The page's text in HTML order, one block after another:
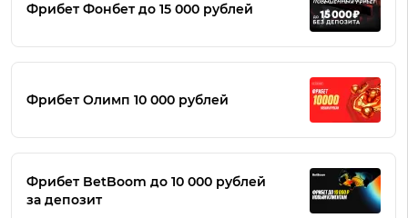
Фрибет Фонбет до 15 000 рублей
Фрибет Олимп 10 000 рублей
Фрибет BetBoom до 10 000 рублей
за депозит